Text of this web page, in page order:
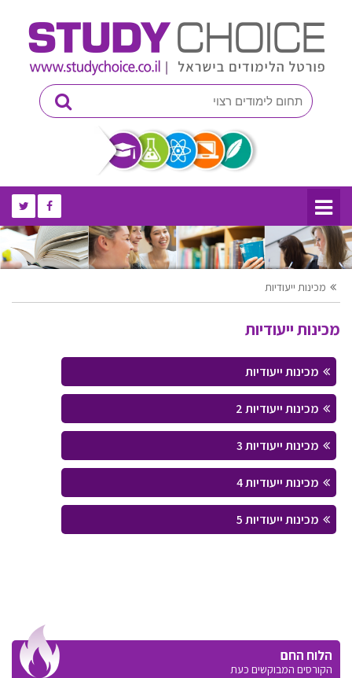
מכינות ייעודיות
מכינות ייעודיות
מכינות ייעודיות
מכינות ייעודיות 2
מכינות ייעודיות 3
מכינות ייעודיות 4
מכינות ייעודיות 5
הלוח החם
הקורסים המבוקשים כעת